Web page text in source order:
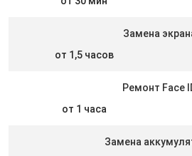
Замена
от 1,5 часов
Ремонт Face
от 1 часа
Замена